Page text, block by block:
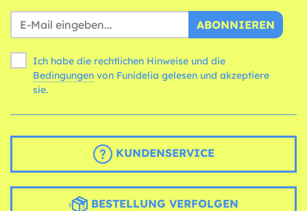
ABONNIEREN
Ich habe die rechtlichen Hinweise und die
Bedingungen
sie.
KUNDENSERVICE
BESTELLUNG VERFOLGEN